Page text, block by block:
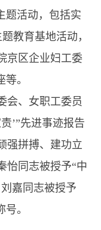
题活动，包括实
教育基地活动，
京区企业妇工委
。
、女职工委员
’”先进事迹报告
强拼搏、建功立
怡同志被授予“中
嘉同志被授予
。